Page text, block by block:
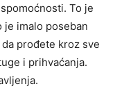
To je
je imalo poseban
prođete kroz sve
i prihvaćanja.